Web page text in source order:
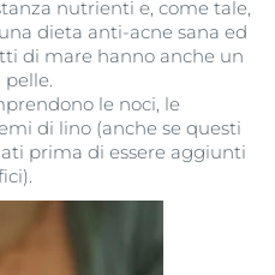
nutrienti e, come tale,
dieta anti-acne sana ed
di mare hanno anche un
pelle.
le noci, le
di lino (anche se questi
prima di essere aggiunti